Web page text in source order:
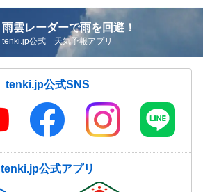
雨雲レーダーで雨を回避！
tenki.jp公式 天気予報アプリ
tenki.jp公式SNS
tenki.jp公式アプリ